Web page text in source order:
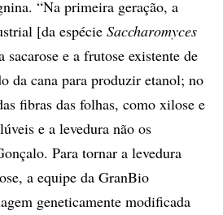
“Na primeira geração, a
[da espécie Saccharomyces
sacarose e a frutose existente de
da cana para produzir etanol; no
fibras das folhas, como xilose e
e a levedura não os
Para tornar a levedura
a equipe da GranBio
geneticamente modificada